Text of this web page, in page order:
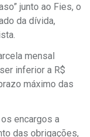
junto ao Fies, o
da dívida,
mensal
inferior a R$
máximo das
encargos a
das obrigações,